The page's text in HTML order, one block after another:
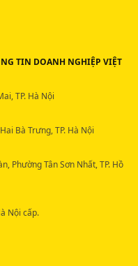
TIN DOANH NGHIỆP VIỆT
TP. Hà Nội
Bà Trưng, TP. Hà Nội
Phường Tân Sơn Nhất, TP. Hồ
Nội cấp.